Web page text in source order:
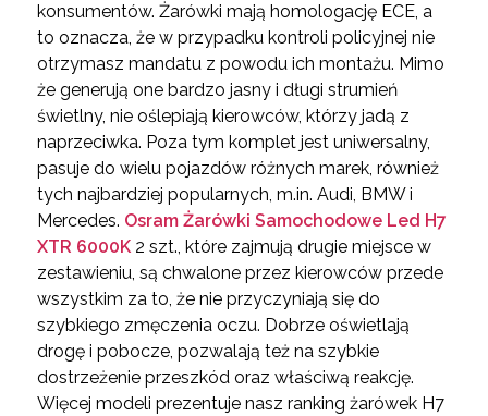
konsumentów. Żarówki mają homologację ECE, a
to oznacza, że w przypadku kontroli policyjnej nie
otrzymasz mandatu z powodu ich montażu. Mimo
że generują one bardzo jasny i długi strumień
świetlny, nie oślepiają kierowców, którzy jadą z
naprzeciwka. Poza tym komplet jest uniwersalny,
pasuje do wielu pojazdów różnych marek, również
tych najbardziej popularnych, m.in. Audi, BMW i
Mercedes. Osram Żarówki Samochodowe Led H7
XTR 6000K2 szt., które zajmują drugie miejsce w
zestawieniu, są chwalone przez kierowców przede
wszystkim za to, że nie przyczyniają się do
szybkiego zmęczenia oczu. Dobrze oświetlają
drogę i pobocze, pozwalają też na szybkie
dostrzeżenie przeszkód oraz właściwą reakcję.
Więcej modeli prezentuje nasz ranking żarówek H7